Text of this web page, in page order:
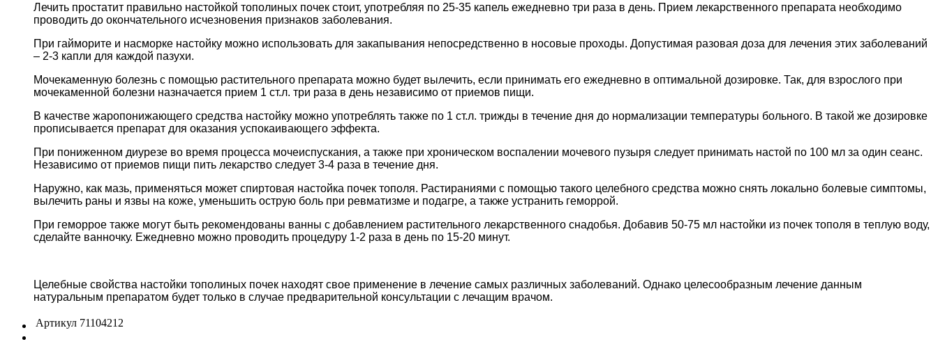
Лечить простатит правильно настойкой тополиных почек стоит, употребляя по 25-35 капель ежедневно три раза в день. Прием лекарственного препарата необходимо
проводить до окончательного исчезновения признаков заболевания.
При гайморите и насморке настойку можно использовать для закапывания непосредственно в носовые проходы. Допустимая разовая доза для лечения этих заболеваний
– 2-3 капли для каждой пазухи.
Мочекаменную болезнь с помощью растительного препарата можно будет вылечить, если принимать его ежедневно в оптимальной дозировке. Так, для взрослого при
мочекаменной болезни назначается прием 1 ст.л. три раза в день независимо от приемов пищи.
В качестве жаропонижающего средства настойку можно употреблять также по 1 ст.л. трижды в течение дня до нормализации температуры больного. В такой же дозировке
прописывается препарат для оказания успокаивающего эффекта.
При пониженном диурезе во время процесса мочеиспускания, а также при хроническом воспалении мочевого пузыря следует принимать настой по 100 мл за один сеанс.
Независимо от приемов пищи пить лекарство следует 3-4 раза в течение дня.
Наружно, как мазь, применяться может спиртовая настойка почек тополя. Растираниями с помощью такого целебного средства можно снять локально болевые симптомы,
вылечить раны и язвы на коже, уменьшить острую боль при ревматизме и подагре, а также устранить геморрой.
При геморрое также могут быть рекомендованы ванны с добавлением растительного лекарственного снадобья. Добавив 50-75 мл настойки из почек тополя в теплую воду,
сделайте ванночку. Ежедневно можно проводить процедуру 1-2 раза в день по 15-20 минут.
Целебные свойства настойки тополиных почек находят свое применение в лечение самых различных заболеваний. Однако целесообразным лечение данным
натуральным препаратом будет только в случае предварительной консультации с лечащим врачом.
Артикул 71104212